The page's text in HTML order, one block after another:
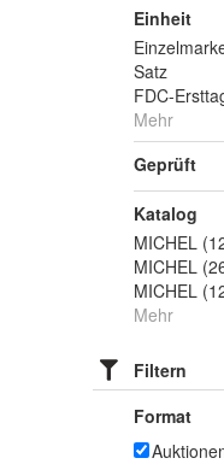
Einheit
Satz
FDC-
Mehr
Geprüft
Katalog
MICHEL
MICHEL
MICHEL
Mehr
Filtern
Format